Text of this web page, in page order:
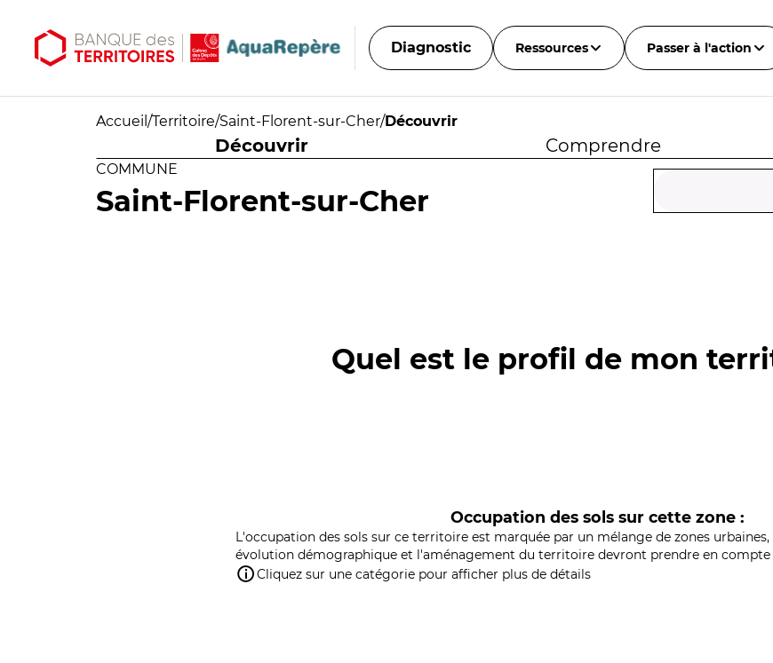
Diagnostic Ressources Passer à l'action
Accueil /Territoire/Saint-Florent-sur-Cher/Découvrir
Découvrir Comprendre
COMMUNE
Saint-Florent-sur-Cher
Quel est le profil de mon
Occupation des sols sur cette zone :
L'occupation des sols sur ce territoire est marquée par un mélange de zones
évolution démographique et l'aménagement du territoire devront prendre en compte
Cliquez sur une catégorie pour afficher plus de détails